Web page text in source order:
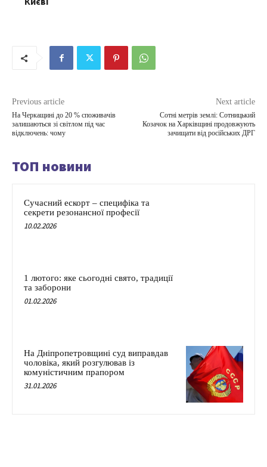
Previous article
На Черкащині до 20 % споживачів
залишаються зі світлом під час
відключень: чому
Next article
Сотні метрів землі: Сотницький
Козачок на Харківщині продовжують
зачищати від російських ДРГ
ТОП новини
Сучасний ескорт – специфіка та
секрети резонансної професії
10.02.2026
1 лютого: яке сьогодні свято, традиції
та заборони
01.02.2026
На Дніпропетровщині суд виправдав
чоловіка, який розгулював із
комуністичним прапором
31.01.2026